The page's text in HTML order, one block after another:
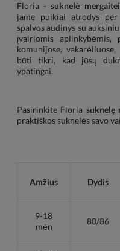
Floria - suknelė mergaitei
jame puikiai atrodys per
spalvos audinys su
įvairiomis aplinkybėmis,
komunijose,
būti tikri, kad jūsų
ypatingai.
Pasirinkite Floria suknelę
praktiškos suknelės savo
Amžius Dydis
9-18
mėn
80/86